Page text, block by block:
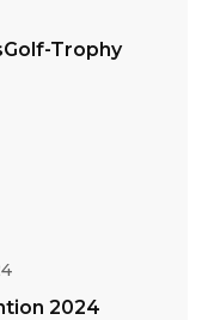
Trophy
2024